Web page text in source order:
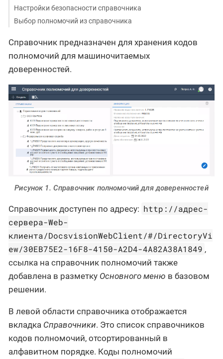
Настройки безопасности справочника
Выбор полномочий из справочника
Справочник предназначен для хранения кодов
полномочий для машиночитаемых
доверенностей.
Рисунок 1. Справочник полномочий для доверенностей
Справочник доступен по адресу: http://адрес-
сервера-Web-
клиента/DocsvisionWebClient/#/DirectoryVi
ew/30EB75E2-16F8-4150-A2D4-4A82A38A1849 ,
ссылка на справочник полномочий также
добавлена в разметку Основного меню в базовом
решении.
В левой области справочника отображается
вкладка Справочники. Это список справочников
кодов полномочий, отсортированный в
алфавитном порядке. Коды полномочий